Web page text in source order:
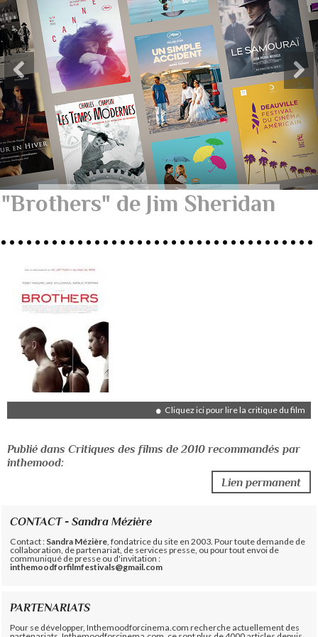
"Brothers" de Jim Sheridan
Cliquez ici pour lire la critique du film
Publié dans Critiques des films de 2010 recommandés par
inthemood:
Lien permanent
CONTACT - Sandra Mézière
Contact : Sandra Mézière , fondatrice du site en 2003. Pour toute demande de
collaboration, de partenariat, de services presse, ou pour tout envoi de
communiqué de presse ou d'invitation :
inthemoodforfilmfestivals@gmail.com
PARTENARIATS
Pour se développer, Inthemoodforcinema.com recherche actuellement des